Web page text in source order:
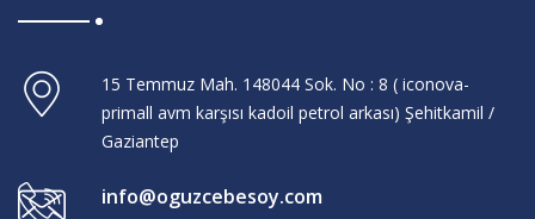
15 Temmuz Mah. 148044 Sok. No : 8 ( iconova-
primall avm karşısı kadoil petrol arkası) Şehitkamil /
Gaziantep
info@oguzcebesoy.com